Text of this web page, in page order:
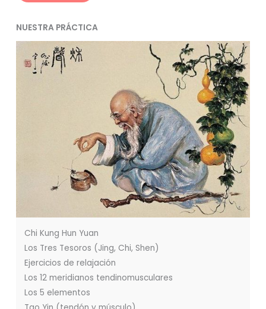
NUESTRA PRÁCTICA
Chi Kung Hun Yuan
Los Tres Tesoros (Jing, Chi, Shen)
Ejercicios de relajación
Los 12 meridianos tendinomusculares
Los 5 elementos